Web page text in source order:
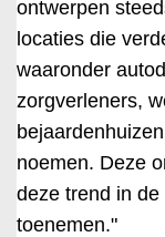
ontwerpen
locaties die
waaronder
zorgverleners,
noemen. Deze
deze trend in de
toenemen."